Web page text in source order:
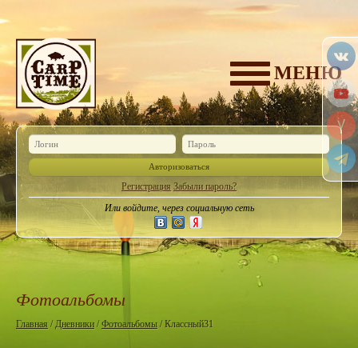
МЕНЮ
Авторизоваться
Регистрация Забыли пароль?
Или войдите, через социальную сеть
Фотоальбомы
Главная /Дневники/Фотоальбомы / Классный31